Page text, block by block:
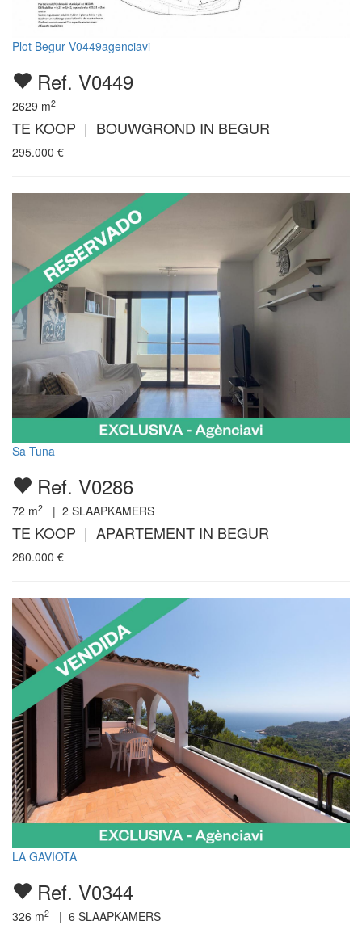
Plot Begur V0449agenciavi
Ref. V0449
2629 m2
TE KOOP | BOUWGROND IN BEGUR
295.000 €
Sa Tuna
Ref. V0286
72 m2 | 2 SLAAPKAMERS
TE KOOP | APARTEMENT IN BEGUR
280.000 €
LA GAVIOTA
Ref. V0344
326 m2 | 6 SLAAPKAMERS